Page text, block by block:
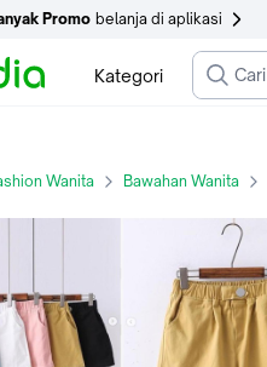
Promo belanja di aplikasi
Kategori
Wanita Bawahan Wanita